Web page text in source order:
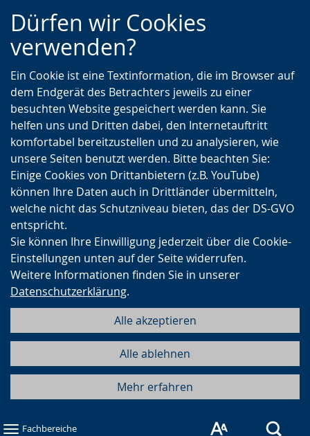
Zur
Hauptnavigation
Zur
Seitennavigation
Zum
Inhalt
Dürfen wir Cookies
verwenden?
Ein Cookie ist eine Textinformation, die im Browser auf
dem Endgerät des Betrachters jeweils zu einer
besuchten Website gespeichert werden kann. Sie
helfen uns und Dritten dabei, den Internetauftritt
komfortabel bereitzustellen und zu analysieren, wie
unsere Seiten benutzt werden. Bitte beachten Sie:
Einige Cookies von Drittanbietern (z.B. YouTube)
können Ihre Daten auch in Drittländer übermitteln,
welche nicht das Schutzniveau bieten, das der DS-GVO
entspricht.
Sie können Ihre Einwilligung jederzeit über die Cookie-
Einstellungen unten auf der Seite widerrufen.
Weitere Informationen finden Sie in unserer
Datenschutzerklärung.
Alle akzeptieren
Alle ablehnen
Mehr erfahren
Fachbereiche